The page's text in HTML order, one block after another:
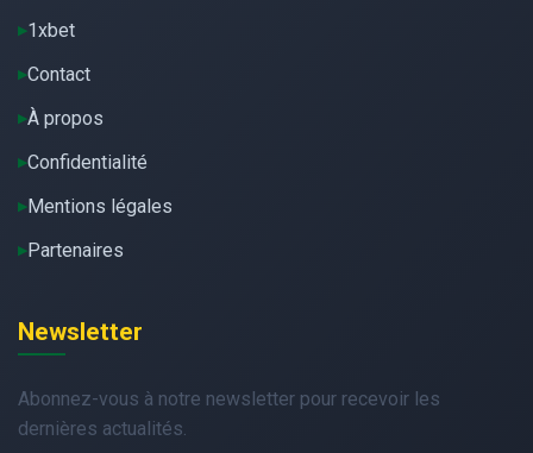
1xbet
Contact
À propos
Confidentialité
Mentions légales
Partenaires
Newsletter
Abonnez-vous à notre newsletter pour recevoir les
dernières actualités.